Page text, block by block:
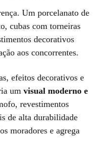
Um porcelanato de
cubas com torneiras
decorativos
aos concorrentes.
efeitos decorativos e
um visual moderno e
revestimentos
de alta durabilidade
moradores e agrega